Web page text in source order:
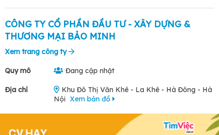
CÔNG TY CỔ PHẦN ĐẦU TƯ - XÂY DỰNG &
THƯƠNG MẠI BẢO MINH
Xem trang công ty
Quy mô Đang cập nhật
Địa chỉ
Khu Đô Thị Văn Khê - La Khê - Hà Đông - Hà
Nội Xem bản đồ